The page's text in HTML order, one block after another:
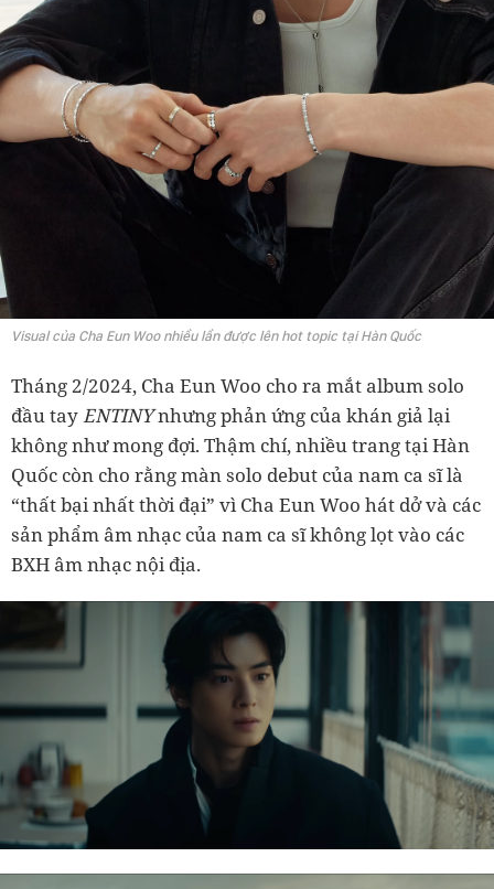
Visual của Cha Eun Woo nhiều lần được lên hot topic tại Hàn Quốc
Tháng 2/2024, Cha Eun Woo cho ra mắt album solo
đầu tayENTINYnhưng phản ứng của khán giả lại
không như mong đợi. Thậm chí, nhiều trang tại Hàn
Quốc còn cho rằng màn solo debut của nam ca sĩ là
“thất bại nhất thời đại” vì Cha Eun Woo hát dở và các
sản phẩm âm nhạc của nam ca sĩ không lọt vào các
BXH âm nhạc nội địa.